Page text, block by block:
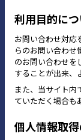
利用目的につ
お問い合わせ対応
らのお問い合わせ
のお問い合わせを
することが出来、
また、当サイト内
ていただく場合も
個人情報取